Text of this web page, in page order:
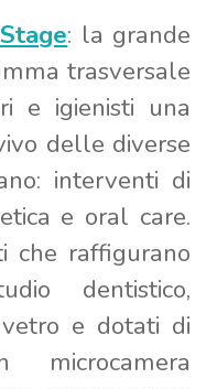
: la grande
trasversale
e igienisti una
delle diverse
interventi di
e oral care.
che raffigurano
dentistico,
e dotati di